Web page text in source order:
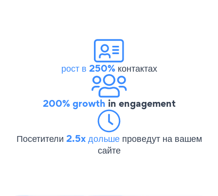
рост в 250%контактах
200% growth in engagement
Посетители 2.5x дольше проведут на вашем
сайте